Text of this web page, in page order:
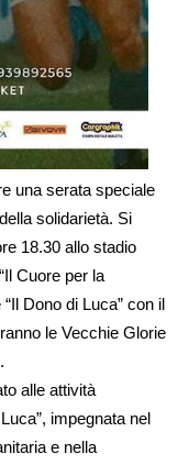
una serata speciale
solidarietà. Si
18.30 allo stadio
Cuore per la
Dono di Luca” con il
le Vecchie Glorie
alle attività
impegnata nel
e nella